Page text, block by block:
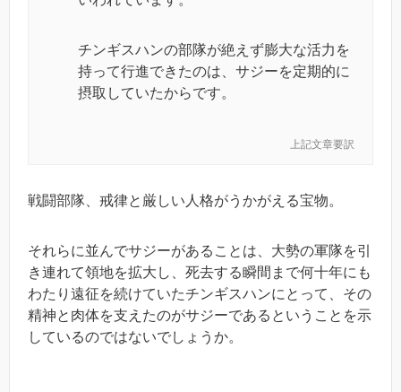
チンギスハンの部隊が絶えず膨大な活力を
持って行進できたのは、サジーを定期的に
摂取していたからです。
上記文章要訳
戦闘部隊、戒律と厳しい人格がうかがえる宝物。
それらに並んでサジーがあることは、大勢の軍隊を引
き連れて領地を拡大し、死去する瞬間まで何十年にも
わたり遠征を続けていたチンギスハンにとって、その
精神と肉体を支えたのがサジーであるということを示
しているのではないでしょうか。